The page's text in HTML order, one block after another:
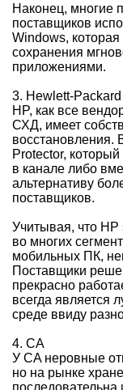
Наконец, многие
поставщиков
Windows,
сохранения
приложениями.
3. Hewlett-Packard
HP, как все
СХД, имеет
восстановления.
Protector,
в канале либо
альтернативу
поставщиков.
Учитывая, что HP
во многих
мобильных ПК,
Поставщики
прекрасно
всегда является
среде ввиду
4. CA
У CA неровные
но на рынке
последовательна